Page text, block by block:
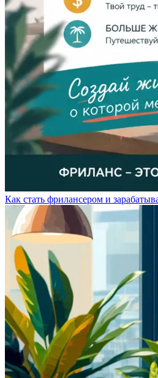
Как стать фрилансером и